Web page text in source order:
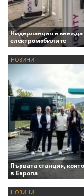
Нидерландия въвежда
електромобилите
НОВИНИ
Първата станция,
в Европа
НОВИНИ